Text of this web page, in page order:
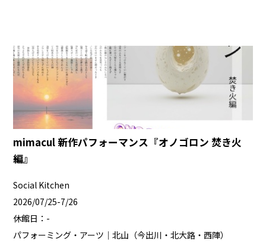
mimacul 新作パフォーマンス『オノゴロン 焚き火
編』
Social Kitchen
2026/07/25-7/26
休館日：-
パフォーミング・アーツ｜北山（今出川・北大路・西陣）